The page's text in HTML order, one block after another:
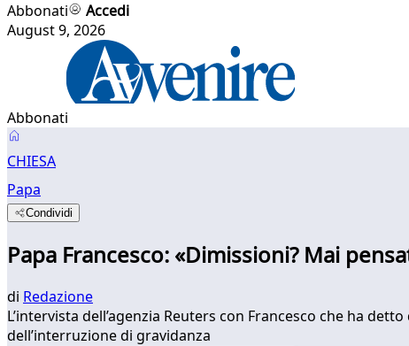
Abbonati
Accedi
August 9, 2026
Abbonati
CHIESA
Papa
Condividi
Papa Francesco: «Dimissioni? Mai
di Redazione
L’intervista dell’agenzia Reuters con Francesco che ha
dell’interruzione di gravidanza